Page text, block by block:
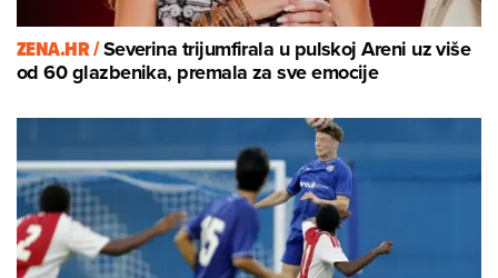
ZENA.HR /Severina trijumfirala u pulskoj Areni uz više
od 60 glazbenika, premala za sve emocije